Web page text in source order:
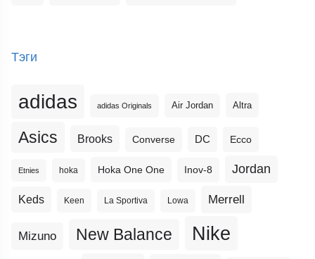
Тэги
adidas adidas Originals Air Jordan Altra
Asics Brooks Converse DC Ecco
Etnies hoka Hoka One One Inov-8 Jordan
Keds Keen La Sportiva Lowa Merrell
Mizuno New Balance Nike